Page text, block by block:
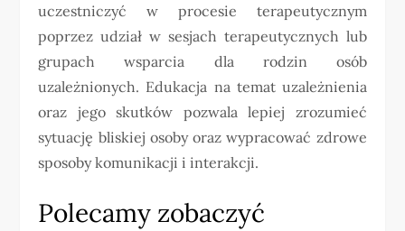
uczestniczyć w procesie terapeutycznym
poprzez udział w sesjach terapeutycznych lub
grupach wsparcia dla rodzin osób
uzależnionych. Edukacja na temat uzależnienia
oraz jego skutków pozwala lepiej zrozumieć
sytuację bliskiej osoby oraz wypracować zdrowe
sposoby komunikacji i interakcji.
Polecamy zobaczyć